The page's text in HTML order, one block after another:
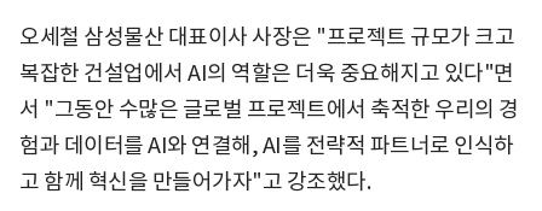
오세철 삼성물산 대표이사 사장은 "프로젝트 규모가 크고
복잡한 건설업에서 AI의 역할은 더욱 중요해지고 있다"면
서 "그동안 수많은 글로벌 프로젝트에서 축적한 우리의 경
험과 데이터를 AI와 연결해, AI를 전략적 파트너로 인식하
고 함께 혁신을 만들어가자"고 강조했다.